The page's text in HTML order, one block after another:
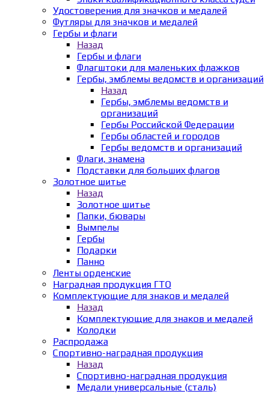
Удостоверения для значков и медалей
Футляры для значков и медалей
Гербы и флаги
Назад
Гербы и флаги
Флагштоки для маленьких флажков
Гербы, эмблемы ведомств и организаций
Назад
Гербы, эмблемы ведомств и
организаций
Гербы Российской Федерации
Гербы областей и городов
Гербы ведомств и организаций
Флаги, знамена
Подставки для больших флагов
Золотное шитье
Назад
Золотное шитье
Папки, бювары
Вымпелы
Гербы
Подарки
Панно
Ленты орденские
Наградная продукция ГТО
Комплектующие для знаков и медалей
Назад
Комплектующие для знаков и медалей
Колодки
Распродажа
Спортивно-наградная продукция
Назад
Спортивно-наградная продукция
Медали универсальные (сталь)